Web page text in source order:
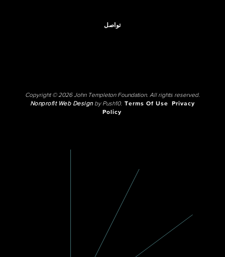
تواصل
Copyright © 2026 John Templeton Foundation. All rights reserved.
Nonprofit Web Designby Push10. Terms Of Use
Privacy
Policy